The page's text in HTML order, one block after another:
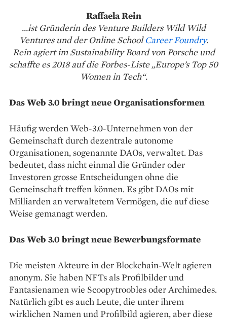
Raffaela Rein
...ist Gründerin des Venture Builders Wild Wild
Ventures und der Online SchoolCareer Foundry.
Rein agiert im Sustainability Board von Porsche und
schaffte es 2018 auf die Forbes-Liste „Europe’s Top 50
Women in Tech“.
Das Web 3.0 bringt neue Organisations­formen
Häufig werden Web-3.0-Unternehmen von der
Gemeinschaft durch dezentrale autonome
Organisationen, sogenannte DAOs, verwaltet. Das
bedeutet, dass nicht einmal die Gründer oder
Investoren grosse Entscheidungen ohne die
Gemeinschaft treffen können. Es gibt DAOs mit
Milliarden an verwaltetem Vermögen, die auf ­diese
Weise gemanagt werden.
Das Web 3.0 bringt neue Bewerbungs­formate
Die meisten Akteure in der Blockchain-Welt agieren
anonym. Sie haben NFTs als Profilbilder und
Fantasienamen wie Scoopytroobles oder Archimedes.
Natürlich gibt es auch Leute, die unter ihrem
wirklichen Namen und Profilbild agieren, aber diese